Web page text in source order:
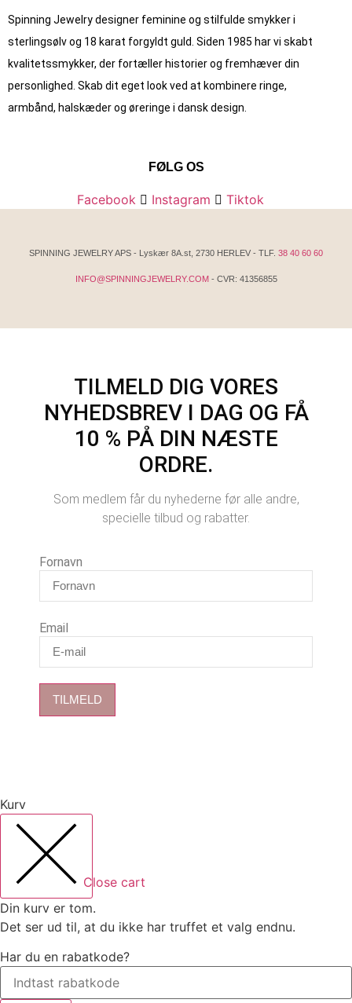
Spinning Jewelry designer feminine og stilfulde smykker i
sterlingsølv og 18 karat forgyldt guld. Siden 1985 har vi skabt
kvalitets­smykker, der fortæller historier og fremhæver din
personlighed. Skab dit eget look ved at kombinere ringe,
armbånd, halskæder og øreringe i dansk design.
FØLG OS
Facebook Instagram Tiktok
SPINNING JEWELRY APS - Lyskær 8A.st, 2730 HERLEV - TLF. 38 40 60 60
INFO@SPINNINGJEWELRY.COM- CVR: 41356855
TILMELD DIG VORES
NYHEDSBREV I DAG OG FÅ
10 % PÅ DIN NÆSTE
ORDRE.
Som medlem får du nyhederne før alle andre,
specielle tilbud og rabatter.
Fornavn
Email
TILMELD
Kurv
Close cart
Din kurv er tom.
Det ser ud til, at du ikke har truffet et valg endnu.
Har du en rabatkode?